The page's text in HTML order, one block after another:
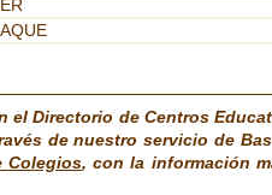
el Directorio de Centros
de nuestro servicio de
Colegios, con la información